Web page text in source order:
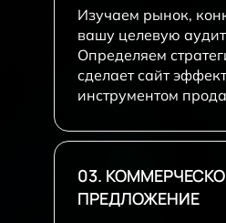
Изучаем рынок,
вашу целевую
Определяем
сделает сайт
инструментом
03.
ПРЕДЛОЖЕНИЕ